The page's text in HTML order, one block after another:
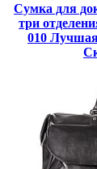
Сумка для
три
010